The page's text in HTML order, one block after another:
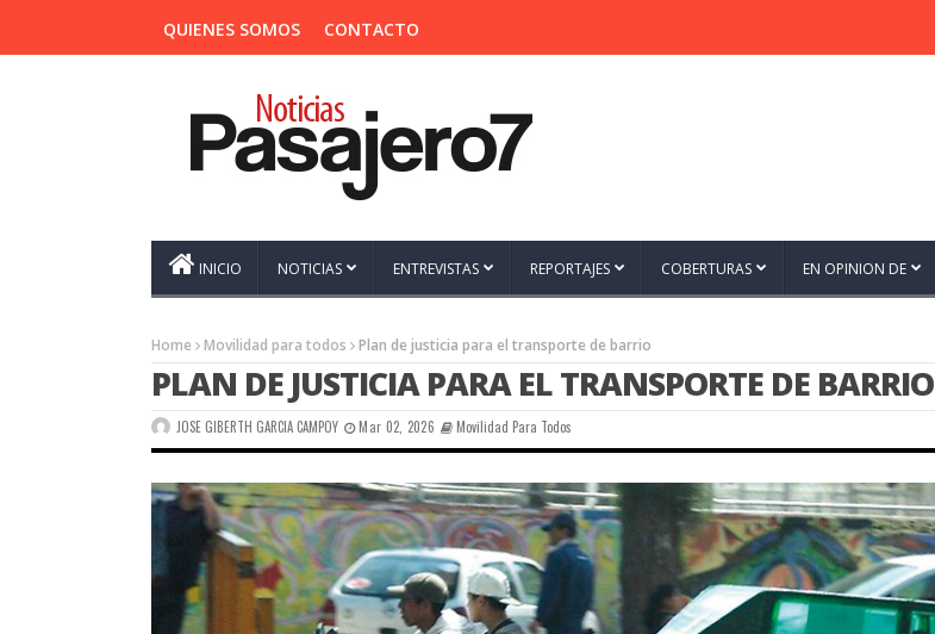
QUIENES SOMOS CONTACTO
INICIO NOTICIAS ENTREVISTAS REPORTAJES COBERTURAS EN OPINION DE
Home Movilidad para todos Plan de justicia para el transporte de barrio
PLAN DE JUSTICIA PARA EL TRANSPORTE DE BARRIO
JOSE GIBERTH GARCIA CAMPOY Mar 02, 2026 Movilidad Para Todos